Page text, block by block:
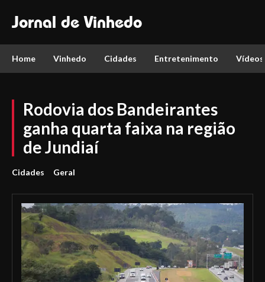
Jornal de Vinhedo
Home Vinhedo Cidades Entretenimento Vídeos
Rodovia dos Bandeirantes
ganha quarta faixa na região
de Jundiaí
Cidades Geral